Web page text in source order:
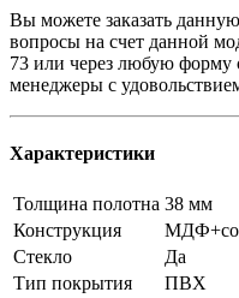
Вы можете заказать
вопросы на счет данной
73 или через любую форму
менеджеры с
Характеристики
Толщина полотна 38 мм
Конструкция
Стекло
Да
Тип покрытия
ПВХ